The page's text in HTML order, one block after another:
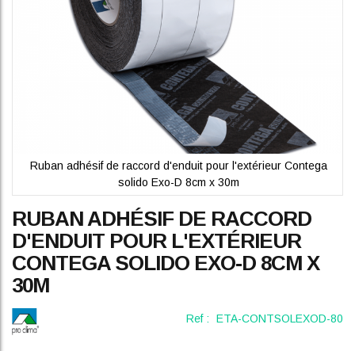
RUBAN ADHÉSIF DE RACCORD
D'ENDUIT POUR L'EXTÉRIEUR
CONTEGA SOLIDO EXO-D 8CM X
30M
Ref : ETA-CONTSOLEXOD-80
Ruban adhésif de raccord d'enduit pour l'extérieur Contega
solido Exo-D 8cm x 30m
to
the
beginning
of
the
images
gallery